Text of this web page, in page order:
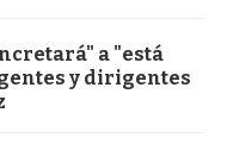
a "está
y dirigentes